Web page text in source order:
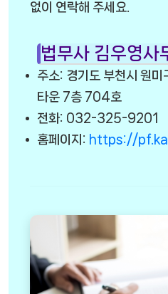
없이 연락해 주세요.
법무사 김우영사
주소: 경기도 부천시 원
타운 7층 704호
전화: 032-325-9201
홈페이지: https://